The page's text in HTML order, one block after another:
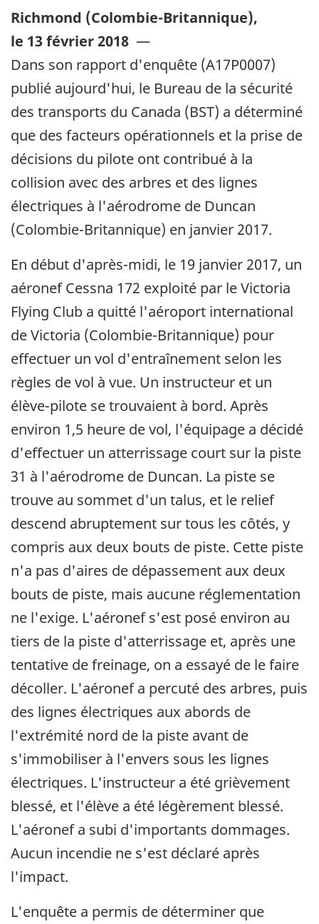
Richmond (Colombie-Britannique),
le 13 février 2018 —
Dans son rapport d'enquête (A17P0007)
publié aujourd'hui, le Bureau de la sécurité
des transports du Canada (BST) a déterminé
que des facteurs opérationnels et la prise de
décisions du pilote ont contribué à la
collision avec des arbres et des lignes
électriques à l'aérodrome de Duncan
(Colombie-Britannique) en janvier 2017.
En début d'après-midi, le 19 janvier 2017, un
aéronef Cessna 172 exploité par le Victoria
Flying Club a quitté l'aéroport international
de Victoria (Colombie-Britannique) pour
effectuer un vol d'entraînement selon les
règles de vol à vue. Un instructeur et un
élève-pilote se trouvaient à bord. Après
environ 1,5 heure de vol, l'équipage a décidé
d'effectuer un atterrissage court sur la piste
31 à l'aérodrome de Duncan. La piste se
trouve au sommet d'un talus, et le relief
descend abruptement sur tous les côtés, y
compris aux deux bouts de piste. Cette piste
n'a pas d'aires de dépassement aux deux
bouts de piste, mais aucune réglementation
ne l'exige. L'aéronef s'est posé environ au
tiers de la piste d'atterrissage et, après une
tentative de freinage, on a essayé de le faire
décoller. L'aéronef a percuté des arbres, puis
des lignes électriques aux abords de
l'extrémité nord de la piste avant de
s'immobiliser à l'envers sous les lignes
électriques. L'instructeur a été grièvement
blessé, et l'élève a été légèrement blessé.
L'aéronef a subi d'importants dommages.
Aucun incendie ne s'est déclaré après
l'impact.
L'enquête a permis de déterminer que